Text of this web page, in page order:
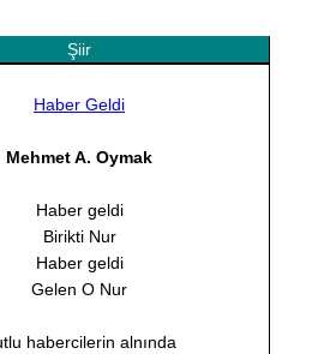
Şiir
Haber Geldi
Mehmet A. Oymak
Haber geldi
Birikti Nur
Haber geldi
Gelen O Nur
habercilerin alnında